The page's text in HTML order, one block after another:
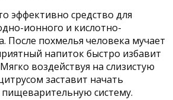
эффективно средство для
ионного и кислотно-
После похмелья человека мучает
напиток быстро избавит
воздействуя на слизистую
заставит начать
систему.